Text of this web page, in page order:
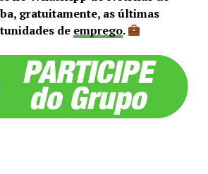
gratuitamente, as últimas
de emprego.